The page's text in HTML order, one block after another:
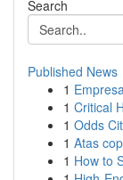
Search
Published News
1
1 Critical
1 Odds
1 Atas
1 How to